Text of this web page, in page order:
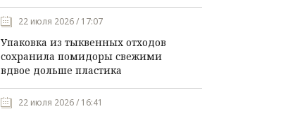
22 июля 2026 / 17:07
Упаковка из тыквенных отходов
сохранила помидоры свежими
вдвое дольше пластика
22 июля 2026 / 16:41